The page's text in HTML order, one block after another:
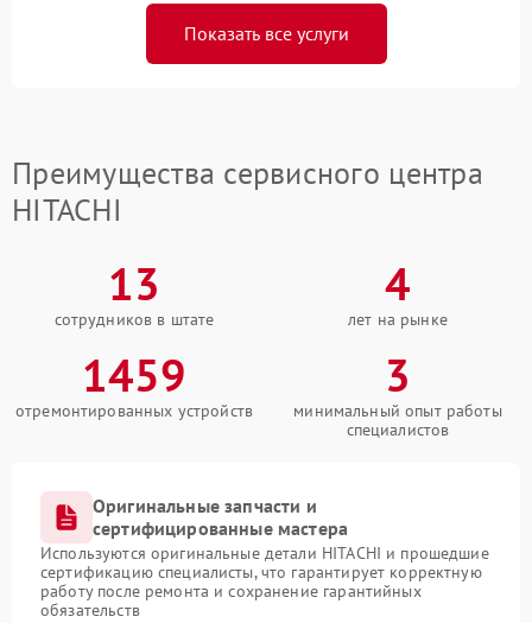
Показать все услуги
Преимущества сервисного центра
HITACHI
13
сотрудников в штате
4
лет на рынке
1459
отремонтированных устройств
3
минимальный опыт работы
специалистов
Оригинальные запчасти и
сертифицированные мастера
Используются оригинальные детали HITACHI и прошедшие
сертификацию специалисты, что гарантирует корректную
работу после ремонта и сохранение гарантийных
обязательств